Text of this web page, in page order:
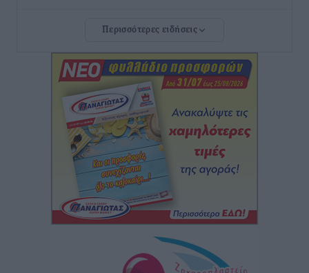
34.000 αναχωρούν σήμερα μόνο από τον Πειραιά
Μόνιμες θέσεις στους παιδικούς σταθμούς: Οι
προϋποθέσεις, η 24μηνη εμπειρία και οι προθεσμίες
για τους δήμους
Τοπικές Ειδήσεις• πριν 3 ώρες
Δεύτερη πηγή εισοδήματος για τους επαγγελματίες
ψαράδες ο αλιευτικός τουρισμός
• πριν 3 ώρες
Μαρία Εκμεκτσίογλου: Η πίστη μου είναι το
μεγαλύτερο στήριγμα μου – Το προσκύνημα στην ιερά
Περισσότερες ειδήσεις